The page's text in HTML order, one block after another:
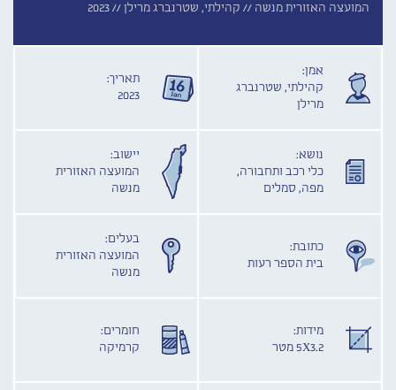
המועצה האזורית מנשה // קהילתי, שטרנברג מרילן //2023
אמן:
קהילתי, שטרנברג
מרילן
תאריך:
2023
נושא:
כלי רכב ותחבורה,
מפה, סמלים
יישוב:
המועצה האזורית
מנשה
כתובת:
בית הספר רעות
בעלים:
המועצה האזורית
מנשה
מידות:
5X3.2 מטר
חומרים:
קרמיקה